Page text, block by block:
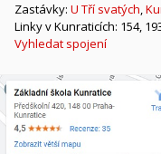
Zastávky: U Tří svatých,
Linky v Kunraticích: 154,
Vyhledat spojení